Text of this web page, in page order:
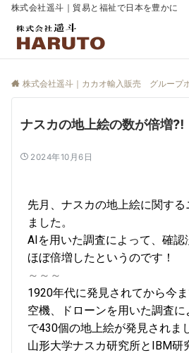
株式会社遥斗｜貿易と福祉で日本を豊かに
株式会社遥斗｜カカオ輸入販売 グループ
ナスカの地上絵の数が倍増⁈
2024年10月6日
先月、ナスカの地上絵に関す
ました。
AIを用いた調査によって、確
ほぼ倍増したというのです！
～～～
1920年代に発見されてから今
空機、ドローンを用いた調査
で430個の地上絵が発見されま
山形大学ナスカ研究所とIBM研